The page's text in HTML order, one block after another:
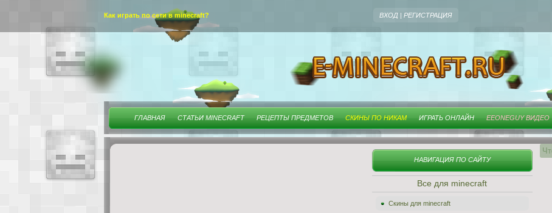
Как играть по сети в minecraft? ВХОД| РЕГИСТРАЦИЯ
ГЛАВНАЯ СТАТЬИ MINECRAFT РЕЦЕПТЫ ПРЕДМЕТОВ СКИНЫ ПО НИКАМ ИГРАТЬ ОНЛАЙН EEONEGUY ВИДЕО
НАВИГАЦИЯ ПО САЙТУ
Все для minecraft
Скины для minecraft